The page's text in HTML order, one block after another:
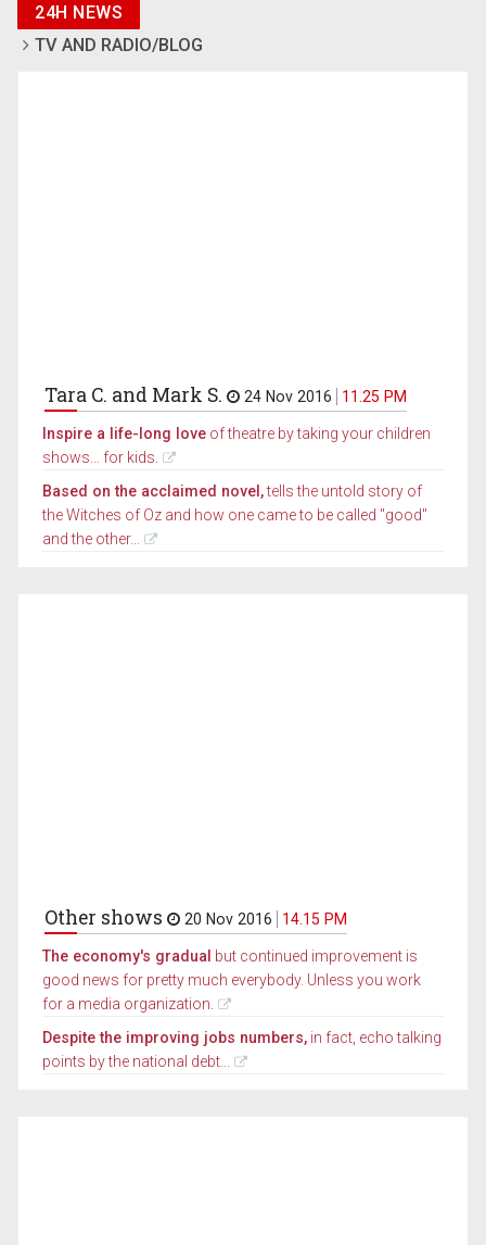
24H NEWS
TV AND RADIO/BLOG
Tara C. and Mark S. 24 Nov 2016 11.25 PM
Inspire a life-long love of theatre by taking your children
shows... for kids.
Based on the acclaimed novel,tells the untold story of
the Witches of Oz and how one came to be called "good"
and the other...
Other shows 20 Nov 2016 14.15 PM
The economy's gradual but continued improvement is
good news for pretty much everybody. Unless you work
for a media organization.
Despite the improving jobs numbers, in fact, echo talking
points by the national debt...